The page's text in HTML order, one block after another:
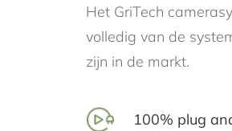
Het GriTech
volledig van de
zijn in de markt.
100% plug